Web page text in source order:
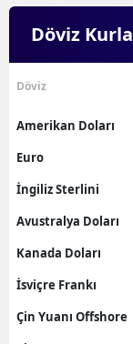
Döviz
Döviz
Amerikan Doları
Euro
İngiliz Sterlini
Avustralya Doları
Kanada Doları
İsviçre Frankı
Çin Yuanı Offshore